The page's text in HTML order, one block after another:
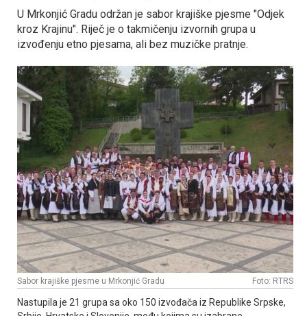
U Mrkonjić Gradu održan je sabor krajiške pjesme "Odjek
kroz Krajinu". Riječ je o takmičenju izvornih grupa u
izvođenju etno pjesama, ali bez muzičke pratnje.
Sabor krajiške pjesme u Mrkonjić Gradu Foto: RTRS
Nastupila je 21 grupa sa oko 150 izvođača iz Republike Srpske,